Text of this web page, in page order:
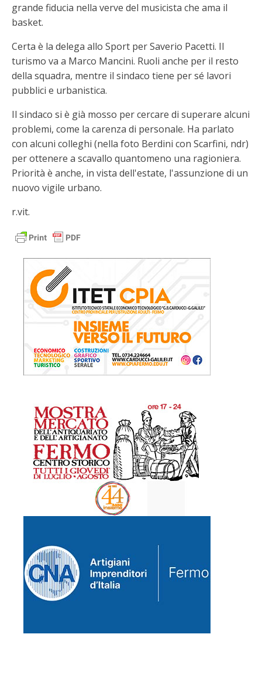
grande fiducia nella verve del musicista che ama il
basket.
Certa è la delega allo Sport per Saverio Pacetti. Il
turismo va a Marco Mancini. Ruoli anche per il resto
della squadra, mentre il sindaco tiene per sé lavori
pubblici e urbanistica.
Il sindaco si è già mosso per cercare di superare alcuni
problemi, come la carenza di personale. Ha parlato
con alcuni colleghi (nella foto Berdini con Scarfini, ndr)
per ottenere a scavallo quantomeno una ragioniera.
Priorità è anche, in vista dell'estate, l'assunzione di un
nuovo vigile urbano.
r.vit.